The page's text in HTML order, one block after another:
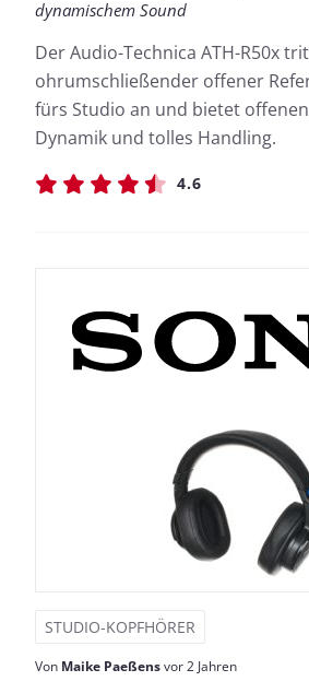
dynamischem Sound
Der Audio-Technica ATH-R50x
ohrumschließender offener
fürs Studio an und bietet
Dynamik und tolles Handling.
4.6
STUDIO-KOPFHÖRER
Von Maike Paeßensvor 2 Jahren